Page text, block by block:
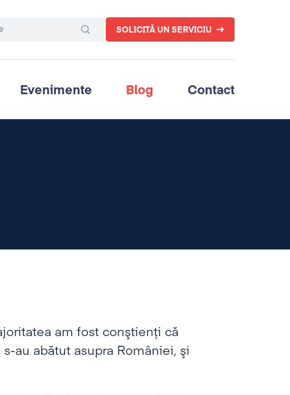
SOLICITĂ UN SERVICIU
Evenimente Blog Contact
am fost conştienţi că
au abătut asupra României, şi